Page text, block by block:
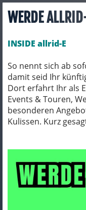
WERDE
INSIDE allrid-E
So nennt sich ab
damit seid Ihr
Dort erfahrt Ihr als
Events & Touren,
besonderen
Kulissen. Kurz
Toggle navigation
Mit
Team
habt?